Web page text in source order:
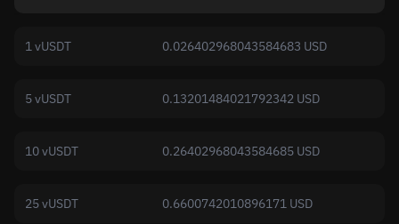
1 vUSDT 0.026402968043584683 USD
5 vUSDT 0.13201484021792342 USD
10 vUSDT 0.26402968043584685 USD
25 vUSDT 0.6600742010896171 USD